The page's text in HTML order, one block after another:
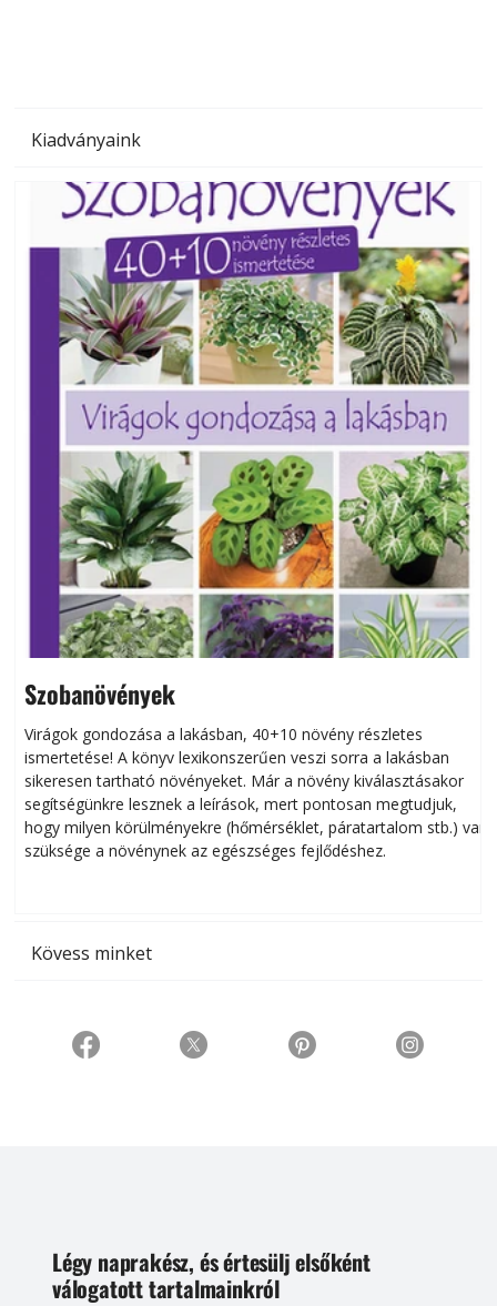
Kiadványaink
Szobanövények
Virágok gondozása a lakásban, 40+10 növény részletes
ismertetése! A könyv lexikonszerűen veszi sorra a lakásban
sikeresen tart­ha­tó növényeket. Már a növény kiválasztásakor
segítségünkre lesznek a leírások, mert pontosan megtudjuk,
hogy milyen körülményekre (hőmérséklet, páratartalom stb.) van
szüksége a növénynek az egészséges fejlődéshez.
Kövess minket
Légy naprakész, és értesülj elsőként
válogatott tartalmainkról